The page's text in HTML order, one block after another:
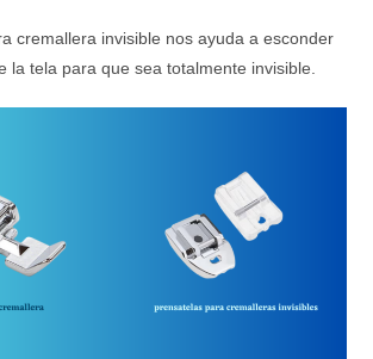
cremallera invisible nos ayuda a esconder
la tela para que sea totalmente invisible.